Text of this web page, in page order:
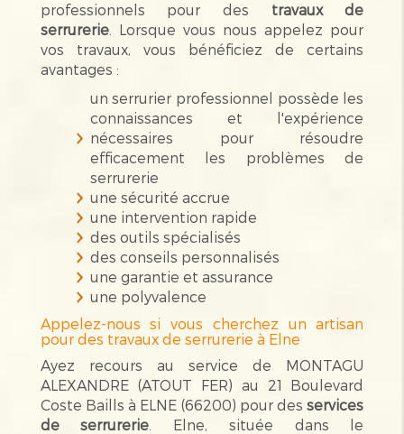
professionnels pour des travaux de
serrurerie. Lorsque vous nous appelez pour
vos travaux, vous bénéficiez de certains
avantages :
un serrurier professionnel possède les
connaissances et l'expérience
nécessaires pour résoudre
efficacement les problèmes de
serrurerie
une sécurité accrue
une intervention rapide
des outils spécialisés
des conseils personnalisés
une garantie et assurance
une polyvalence
Appelez-nous si vous cherchez un artisan
pour des travaux de serrurerie à Elne
Ayez recours au service de MONTAGU
ALEXANDRE (ATOUT FER) au 21 Boulevard
Coste Baills à ELNE (66200) pour desservices
de serrurerie . Elne, située dans le